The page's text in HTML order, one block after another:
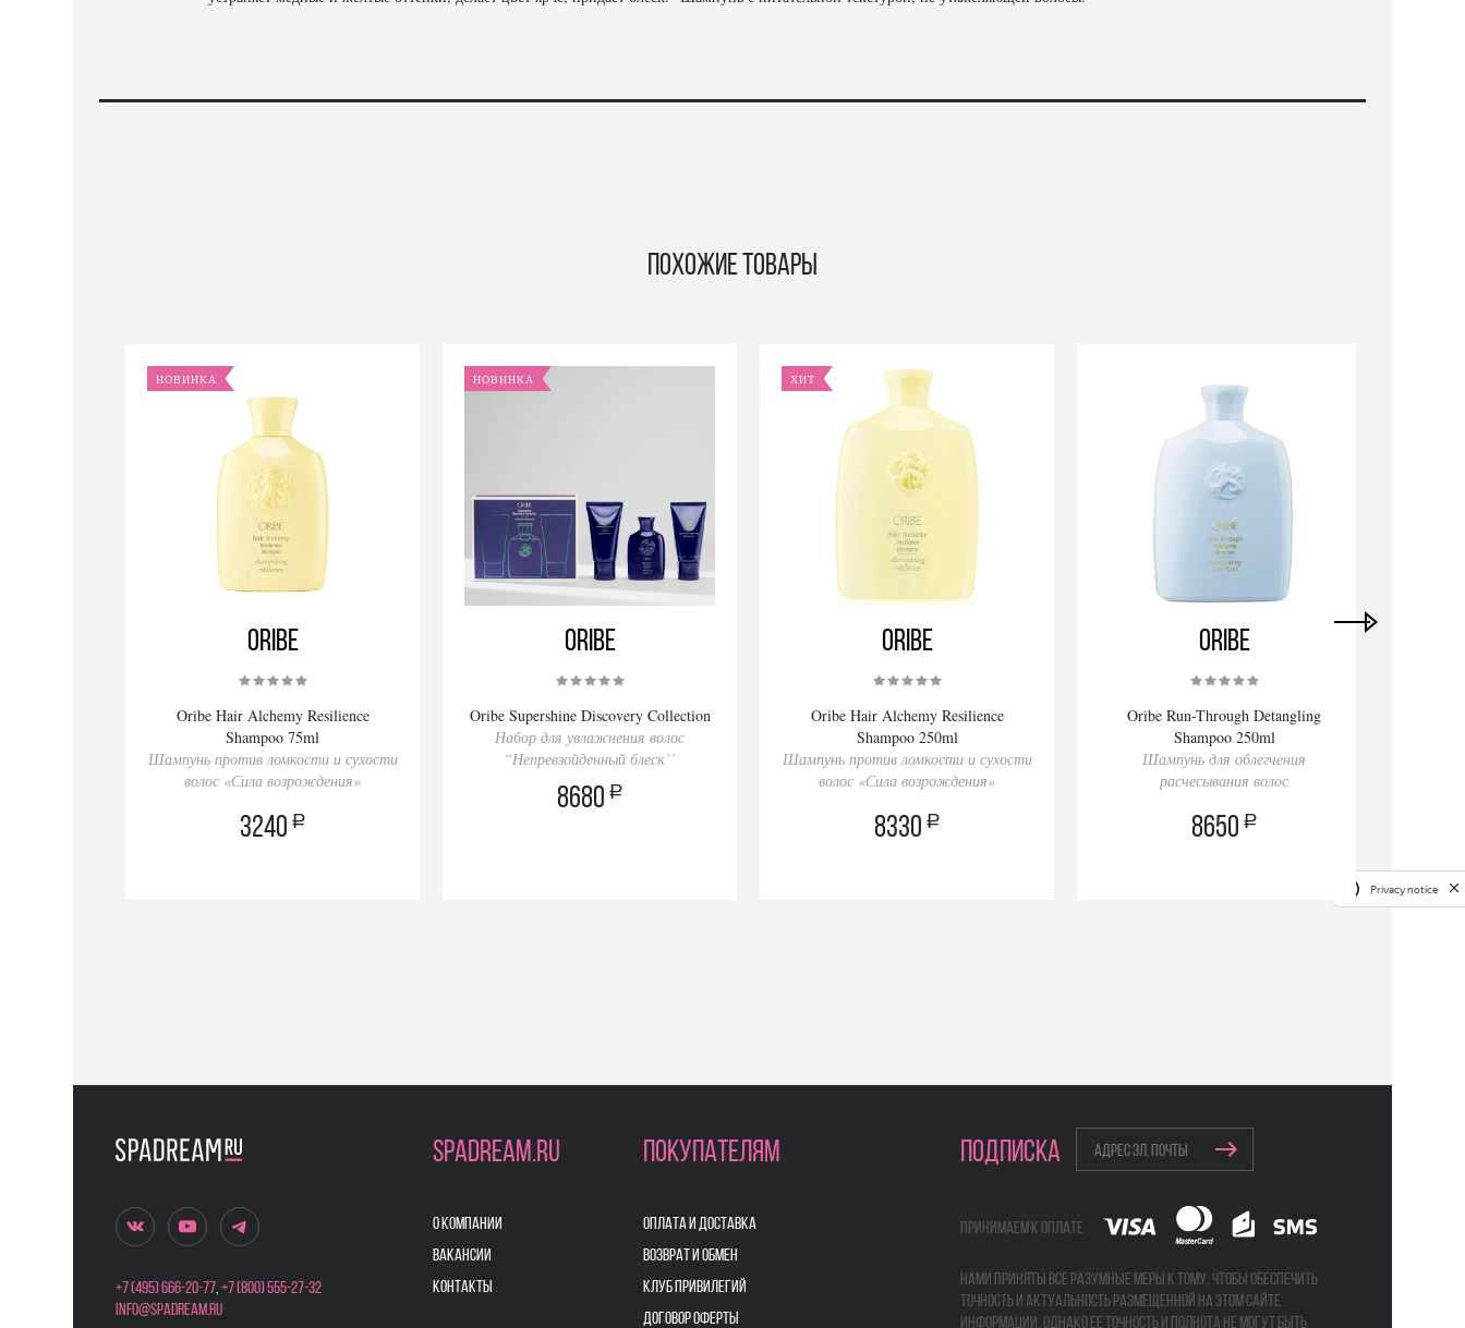
Похожие товары
НОВИНКА
Oribe
Oribe Hair Alchemy Resilience
Shampoo 75ml
Шампунь против ломкости и сухости
волос «Сила возрождения»
3240 a
НОВИНКА
Oribe
Oribe Supershine Discovery Collection
Набор для увлажнения волос
“Непревзойденный блеск’’
8680 a
ХИТ
Oribe
Oribe Hair Alchemy Resilience
Shampoo 250ml
Шампунь против ломкости и сухости
волос «Сила возрождения»
8330 a
Oribe
Oribe Run-Through Detangling
Shampoo 250ml
Шампунь для облегчения
расчесывания волос
8650 a
+7 (495) 666-20-77,+7 (800) 555-27-32
info@spadream.ru
SPADREAM.RU
О КОМПАНИИ
ВАКАНСИИ
КОНТАКТЫ
ПОКУПАТЕЛЯМ
ОПЛАТА И ДОСТАВКА
ВОЗВРАТ И ОБМЕН
КЛУБ ПРИВИЛЕГИЙ
ДОГОВОР ОФЕРТЫ
ПОДПИСКА
Принимаем к оплате
Нами приняты все разумные меры к тому, чтобы обеспечить
точность и актуальность размещенной на этом сайте
информации, однако ее точность и полнота не могут быть
Privacy notice